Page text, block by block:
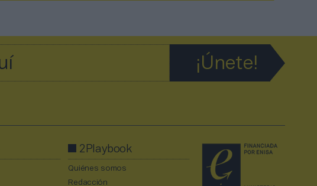
2Playbook
Quiénes somos
Redacción